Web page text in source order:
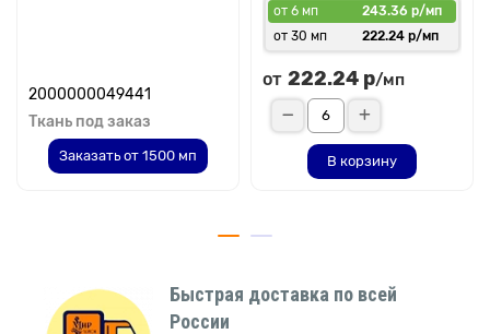
2000000049441
Ткань под заказ
Заказать от 1500 мп
от 6 мп
243.36 р/мп
от 30 мп
222.24 р/мп
от 222.24 р/мп
В корзину
Быстрая доставка по всей
России